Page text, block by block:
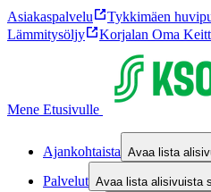
Asiakaspalvelu Tykkimäen
Lämmitysöljy
Korjalan Oma
Mene Etusivulle
Ajankohtaista Avaa lista
Palvelut Avaa lista alisivuista